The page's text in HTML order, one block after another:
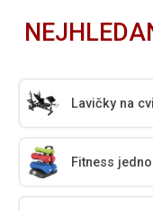
Lavičky na
Fitness